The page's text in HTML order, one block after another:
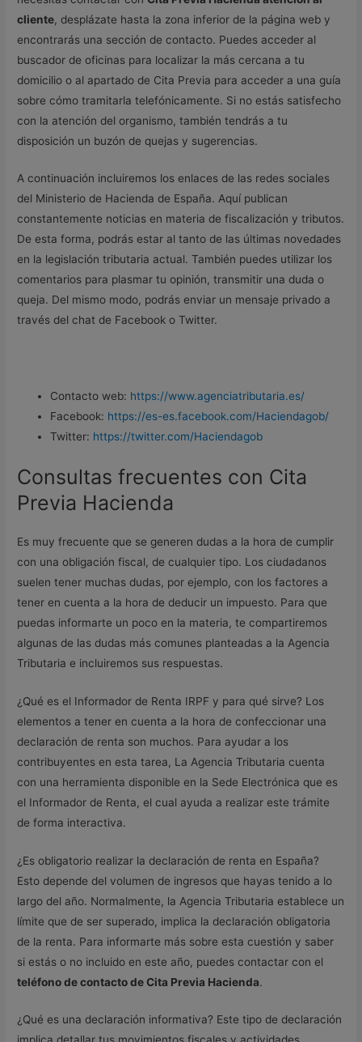
cliente, desplázate hasta la zona inferior de la página web y
encontrarás una sección de contacto. Puedes acceder al
buscador de oficinas para localizar la más cercana a tu
domicilio o al apartado de Cita Previa para acceder a una guía
sobre cómo tramitarla telefónicamente. Si no estás satisfecho
con la atención del organismo, también tendrás a tu
disposición un buzón de quejas y sugerencias.
A continuación incluiremos los enlaces de las redes sociales
del Ministerio de Hacienda de España. Aquí publican
constantemente noticias en materia de fiscalización y tributos.
De esta forma, podrás estar al tanto de las últimas novedades
en la legislación tributaria actual. También puedes utilizar los
comentarios para plasmar tu opinión, transmitir una duda o
queja. Del mismo modo, podrás enviar un mensaje privado a
través del chat de Facebook o Twitter.
Contacto web: https://www.agenciatributaria.es/
Facebook: https://es-es.facebook.com/Haciendagob/
Twitter: https://twitter.com/Haciendagob
Consultas frecuentes con Cita
Previa Hacienda
Es muy frecuente que se generen dudas a la hora de cumplir
con una obligación fiscal, de cualquier tipo. Los ciudadanos
suelen tener muchas dudas, por ejemplo, con los factores a
tener en cuenta a la hora de deducir un impuesto. Para que
puedas informarte un poco en la materia, te compartiremos
algunas de las dudas más comunes planteadas a la Agencia
Tributaria e incluiremos sus respuestas.
¿Qué es el Informador de Renta IRPF y para qué sirve? Los
elementos a tener en cuenta a la hora de confeccionar una
declaración de renta son muchos. Para ayudar a los
contribuyentes en esta tarea, La Agencia Tributaria cuenta
con una herramienta disponible en la Sede Electrónica que es
el Informador de Renta, el cual ayuda a realizar este trámite
de forma interactiva.
¿Es obligatorio realizar la declaración de renta en España?
Esto depende del volumen de ingresos que hayas tenido a lo
largo del año. Normalmente, la Agencia Tributaria establece un
límite que de ser superado, implica la declaración obligatoria
de la renta. Para informarte más sobre esta cuestión y saber
si estás o no incluido en este año, puedes contactar con el
teléfono de contacto de Cita Previa Hacienda.
¿Qué es una declaración informativa? Este tipo de declaración